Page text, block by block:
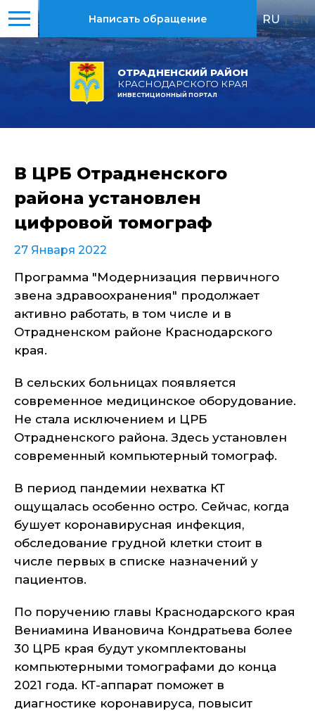
ОТРАДНЕНСКИЙ РАЙОН
КРАСНОДАРСКОГО КРАЯ
ИНВЕСТИЦИОННЫЙ ПОРТАЛ
Написать обращение RU | EN
В ЦРБ Отрадненского
района установлен
цифровой томограф
27 Января 2022
Программа "Модернизация первичного
звена здравоохранения" продолжает
активно работать, в том числе и в
Отрадненском районе Краснодарского
края.
В сельских больницах появляется
современное медицинское оборудование.
Не стала исключением и ЦРБ
Отрадненского района. Здесь установлен
современный компьютерный томограф.
В период пандемии нехватка КТ
ощущалась особенно остро. Сейчас, когда
бушует коронавирусная инфекция,
обследование грудной клетки стоит в
числе первых в списке назначений у
пациентов.
По поручению главы Краснодарского края
Вениамина Ивановича Кондратьева более
30 ЦРБ края будут укомплектованы
компьютерными томографами до конца
2021 года. КТ-аппарат поможет в
диагностике коронавируса, повысит